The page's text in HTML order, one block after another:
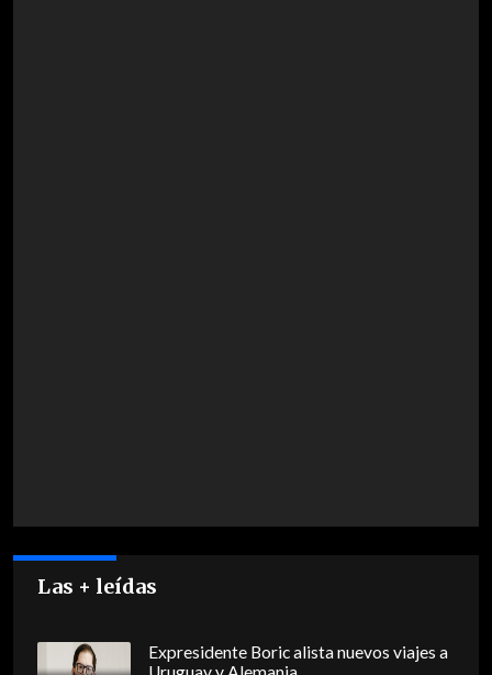
Las + leídas
Expresidente Boric alista nuevos viajes a